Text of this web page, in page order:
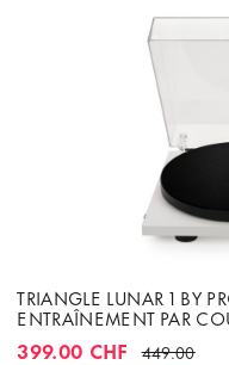
TRIANGLE LUNAR 1 BY
ENTRAÎNEMENT PAR
399.00 CHF 449.00